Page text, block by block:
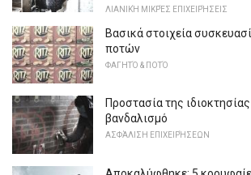
ΛΙΑΝΙΚΉ ΜΙΚΡΈΣ ΕΠΙΧΕΙΡΉΣΕΙΣ
Βασικά στοιχεία
ποτών
ΦΑΓΗΤΌ & ΠΟΤΌ
Προστασία της
βανδαλισμό
ΑΣΦΆΛΙΣΗ ΕΠΙΧΕΙΡΉΣΕΩΝ